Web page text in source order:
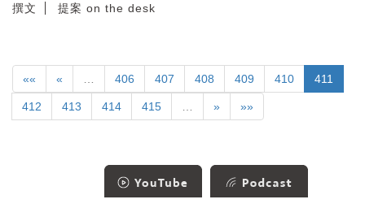
撰文 提案 on the desk
«« « 406 407 408 409 410 411
412 413 414 415 » »»